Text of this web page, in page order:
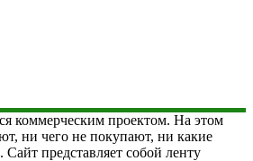
коммерческим проектом. На этом
ни чего не покупают, ни какие
представляет собой ленту